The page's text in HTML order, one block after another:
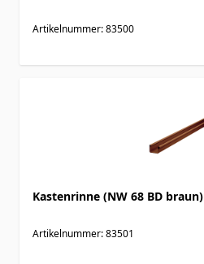
Artikelnummer: 83500
Kastenrinne (NW 68 BD braun)
Artikelnummer: 83501